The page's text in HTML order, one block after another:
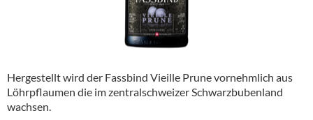
Hygieneartikel & Desinfektion
Hergestellt wird der Fassbind Vieille Prune vornehmlich aus
Löhrpflaumen die im zentralschweizer Schwarzbubenland
wachsen.